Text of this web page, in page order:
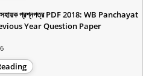
সহায়ক প্রশ্নপত্র PDF 2018: WB Panchayat
Year Question Paper